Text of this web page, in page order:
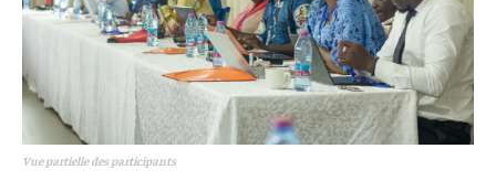
Vue partielle des participants